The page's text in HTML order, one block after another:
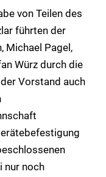
von Teilen des
führten der
Michael Pagel,
Würz durch die
Vorstand auch
nur noch